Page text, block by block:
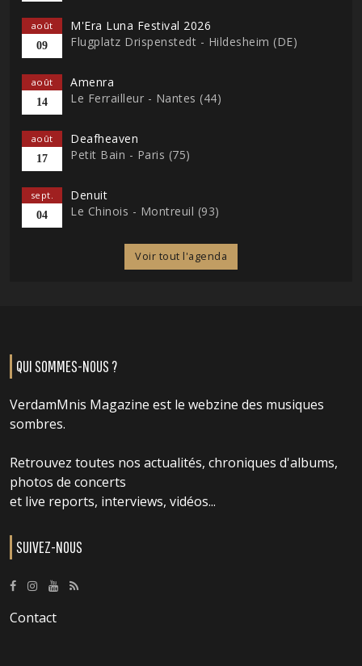
août
09
M'Era Luna Festival 2026
Flugplatz Drispenstedt - Hildesheim (DE)
août
14
Amenra
Le Ferrailleur - Nantes (44)
août
17
Deafheaven
Petit Bain - Paris (75)
sept.
04
Denuit
Le Chinois - Montreuil (93)
Voir tout l'agenda
QUI SOMMES-NOUS ?
VerdamMnis Magazine est le webzine des musiques
sombres.
Retrouvez toutes nos actualités, chroniques d'albums,
photos de concerts
et live reports, interviews, vidéos...
SUIVEZ-NOUS
Contact